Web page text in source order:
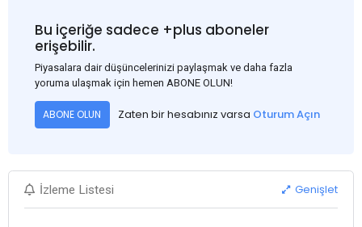
Bu içeriğe sadece +plus aboneler
erişebilir.
Piyasalara dair düşüncelerinizi paylaşmak ve daha fazla
yoruma ulaşmak için hemen ABONE OLUN!
ABONE OLUN Zaten bir hesabınız varsa Oturum Açın
İzleme Listesi Genişlet